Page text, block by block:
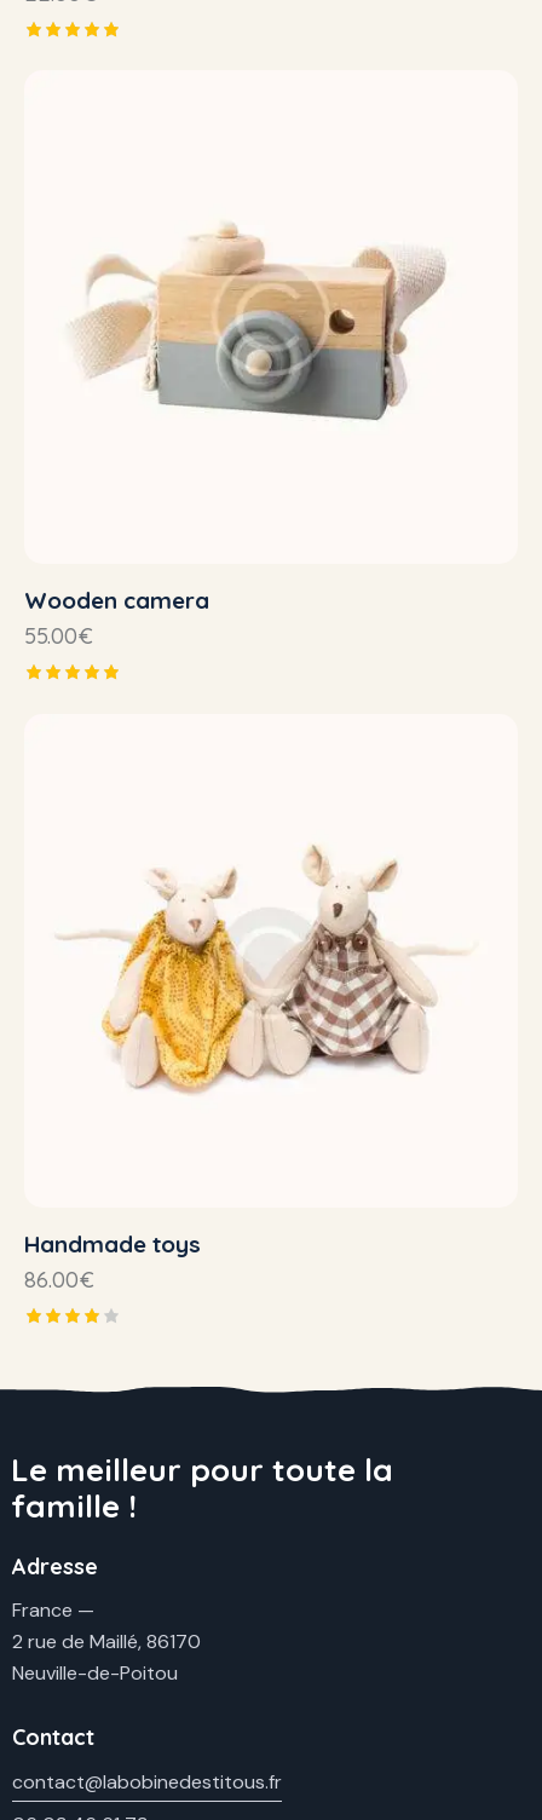
Wooden camera
55.00€
Handmade toys
86.00€
Le meilleur pour toute la
famille !
Adresse
France —
2 rue de Maillé, 86170
Neuville-de-Poitou
Contact
contact@labobinedestitous.fr